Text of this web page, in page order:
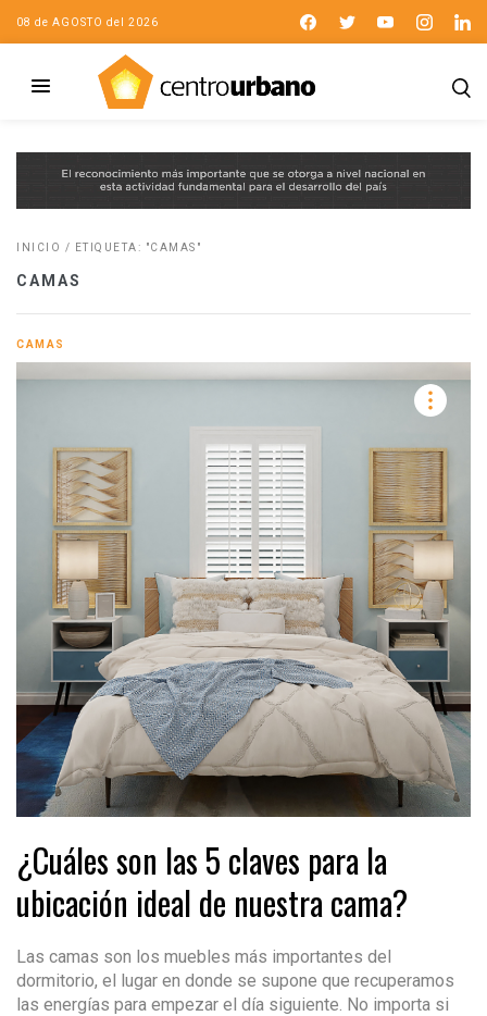
08 de AGOSTO del 2026
INICIO / ETIQUETA: "CAMAS"
CAMAS
CAMAS
¿Cuáles son las 5 claves para la
ubicación ideal de nuestra cama?
Las camas son los muebles más importantes del
dormitorio, el lugar en donde se supone que recuperamos
las energías para empezar el día siguiente. No importa si